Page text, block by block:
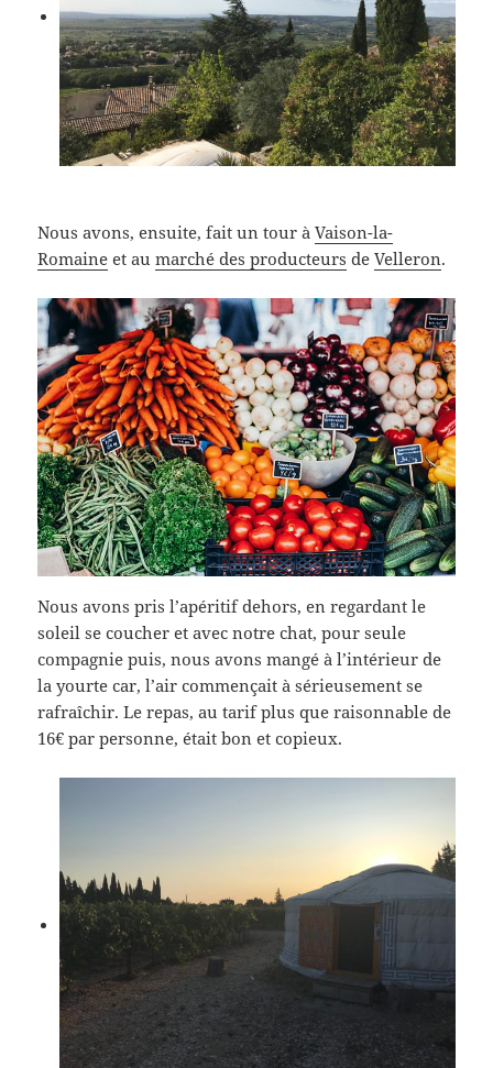
Nous avons, ensuite, fait un tour àVaison-la-
Romaine et aumarché des producteurs deVelleron.
Nous avons pris l’apéritif dehors, en regardant le
soleil se coucher et avec notre chat, pour seule
compagnie puis, nous avons mangé à l’intérieur de
la yourte car, l’air commençait à sérieusement se
rafraîchir. Le repas, au tarif plus que raisonnable de
16€ par personne, était bon et copieux.